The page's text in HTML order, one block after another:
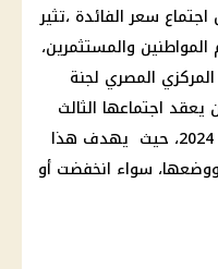
سعر الفائدة ،تثير
والمستثمرين،
المصري لجنة
اجتماعها الثالث
للعام الجاري 2024 في يوم 23 مايو 2024، حيث يهدف هذا
سواء انخفضت أو